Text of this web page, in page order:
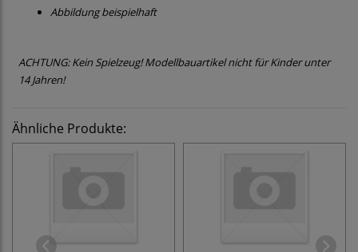
Abbildung beispielhaft
ACHTUNG: Kein Spielzeug! Modellbauartikel nicht für Kinder unter
14 Jahren!
Ähnliche Produkte: